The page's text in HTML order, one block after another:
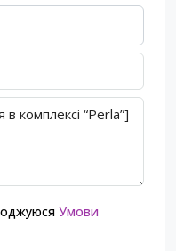
Умови